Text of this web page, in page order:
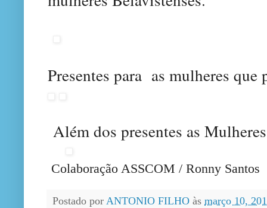
Presentes para as mulheres que
Além dos presentes as
Colaboração ASSCOM / Ronny Santos
Postado por ANTONIO FILHO às março 10,